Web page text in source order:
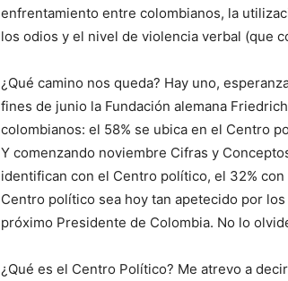
enfrentamiento entre colombianos, la
los odios y el nivel de violencia verbal (que
¿Qué camino nos queda? Hay uno,
fines de junio la Fundación alemana
colombianos: el 58% se ubica en el Centro
Y comenzando noviembre Cifras y
identifican con el Centro político, el 32%
Centro político sea hoy tan apetecido por
próximo Presidente de Colombia. No lo
¿Qué es el Centro Político? Me atrevo a